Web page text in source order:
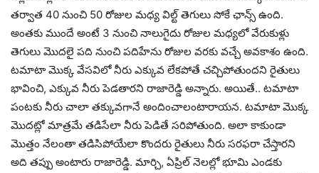
తర్వాత 40 నుంచి 50 రోజుల మధ్య విల్ట్‌ తెగులు సోకే ఛాన్స్‌ ఉంది.
అంతకు ముందే అంటే 3 నుంచి నాలుగైదు రోజుల మధ్యలో వేరుకుళ్లు
తెగులు మొదలై పది నుంచి పదిహేను రోజుల వరకు వచ్చే అవకాశం ఉంది.
టమాటా మొక్క వేసవిలో నీరు ఎక్కువ లేకపోతే చచ్చిపోతుందని రైతులు
భావించి, ఎక్కువ నీరు పెడతారని రాజారెడ్డి అన్నారు. అయితే.. టమాటా
పంటకు నీరు చాలా తక్కువగానే అందించాలంటారాయన. టమాటా మొక్క
మొదట్లో మాత్రమే తడిసేలా నీరు పెడితే సరిపోతుంది. అలా కాకుండా
మొత్తం నేలంతా తడిసిపోయేలా కొందరు రైతులు నీరు సరఫరా చేస్తారని
అది తప్పు అంటారు రాజారెడ్డి. మార్చి, ఏప్రిల్ నెలల్లో భూమి ఎండకు